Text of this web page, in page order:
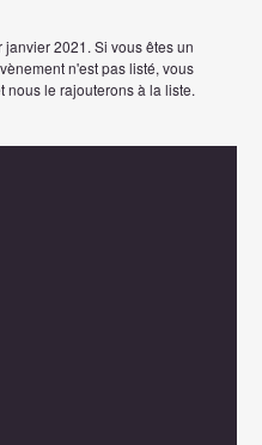
2021. Si vous êtes un
n'est pas listé, vous
nous le rajouterons à la liste.